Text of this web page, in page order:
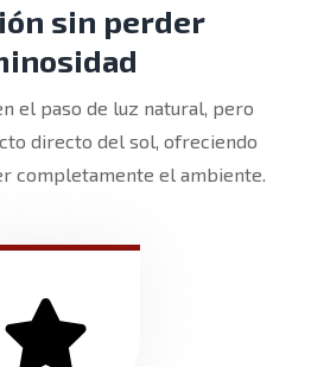
sin perder
el paso de luz natural, pero
directo del sol, ofreciendo
completamente el ambiente.